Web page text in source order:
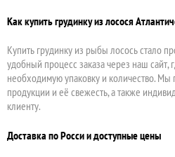
Как купить грудинку из лосося
Купить грудинку из рыбы лосось стало
удобный процесс заказа через наш сайт,
необходимую упаковку и количество. Мы
продукции и её свежесть, а также
клиенту.
Доставка по Росси и доступные цены